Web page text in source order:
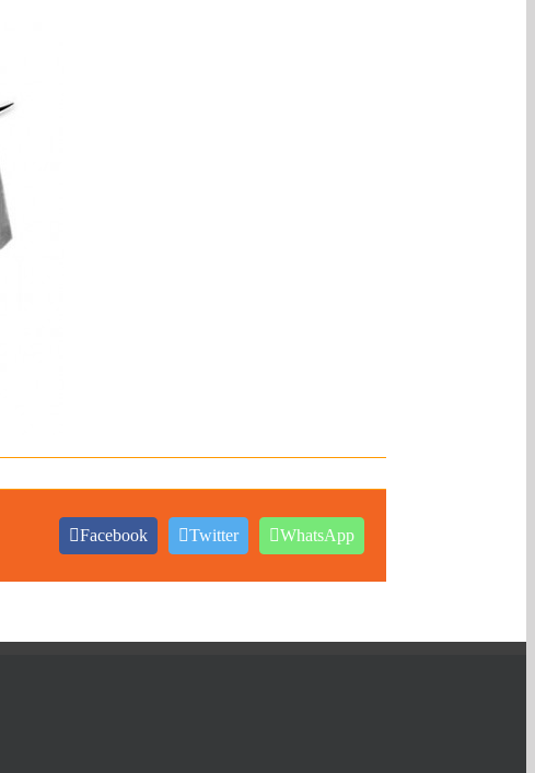
Facebook Twitter WhatsApp